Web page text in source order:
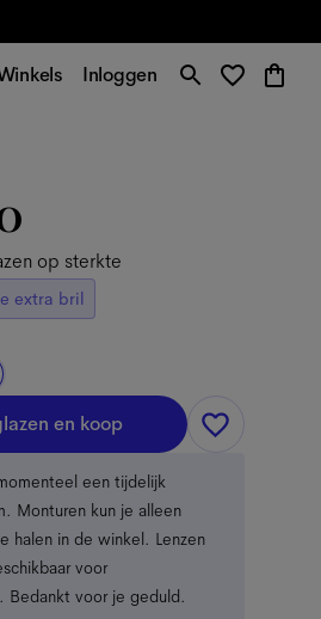
Inloggen
op sterkte
extra bril
en koop
een tijdelijk
Monturen kun je alleen
halen in de winkel. Lenzen
voor
Bedankt voor je geduld.